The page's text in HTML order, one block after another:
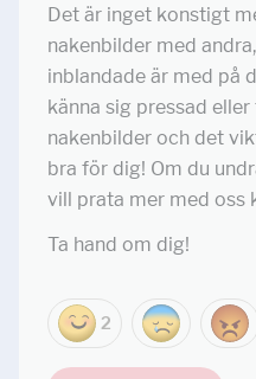
Det är inget konstigt
nakenbilder med
inblandade är med på
känna sig pressad
nakenbilder och det
bra för dig! Om du
vill prata mer med oss
Ta hand om dig!
2